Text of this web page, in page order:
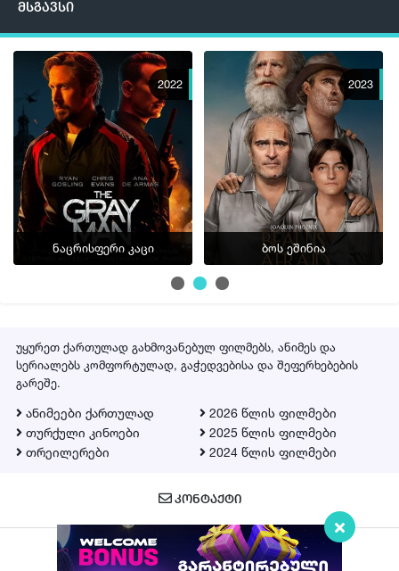
მსგავსი
2022
ნაცრისფერი კაცი
2023
ბოს ეშინია
უყურეთ ქართულად გახმოვანებულ ფილმებს, ანიმეს და
სერიალებს კომფორტულად, გაჭედვებისა და შეფერხებების
გარეშე.
ანიმეები ქართულად
თურქული კინოები
თრეილერები
2026 წლის ფილმები
2025 წლის ფილმები
2024 წლის ფილმები
ᲙᲝᲜᲢᲐᲥᲢᲘ